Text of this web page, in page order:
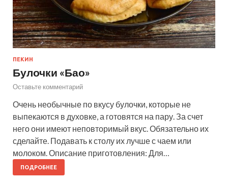
ПЕКИН
Булочки «Бао»
Оставьте комментарий
Очень необычные по вкусу булочки, которые не
выпекаются в духовке, а готовятся на пару. За счет
него они имеют неповторимый вкус. Обязательно их
сделайте. Подавать к столу их лучше с чаем или
молоком. Описание приготовления: Для…
ПОДРОБНЕЕ